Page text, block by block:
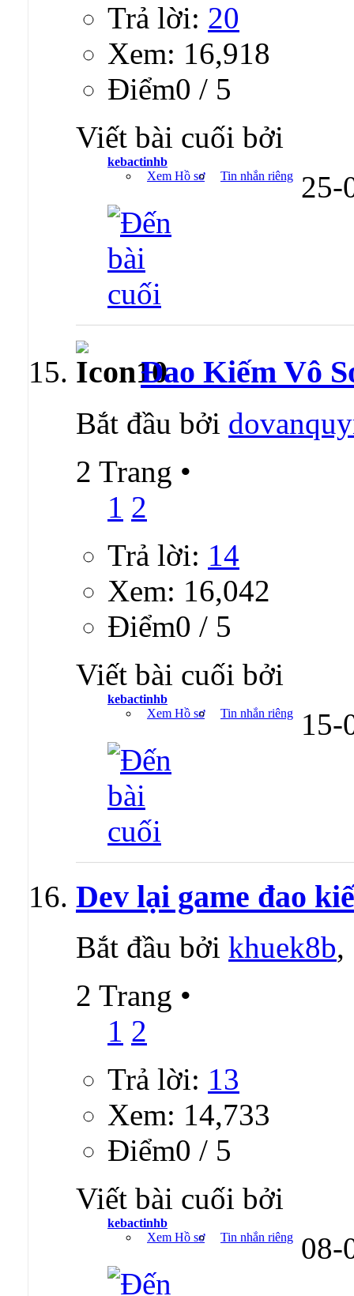
Trả lời: 20
Xem: 16,918
Ðiểm0 / 5
Viết bài cuối bởi
kebactinhb
Xem Hồ sơ
Tin nhắn riêng 25-
Đao Kiếm Vô
Bắt đầu bởi
2 Trang •
1 2
Trả lời: 14
Xem: 16,042
Ðiểm0 / 5
Viết bài cuối bởi
kebactinhb
Xem Hồ sơ
Tin nhắn riêng
Dev lại game đao
Bắt đầu bởi khuek8b,
2 Trang •
1 2
Trả lời: 13
Xem: 14,733
Ðiểm0 / 5
Viết bài cuối bởi
kebactinhb
Xem Hồ sơ
Tin nhắn riêng 08-